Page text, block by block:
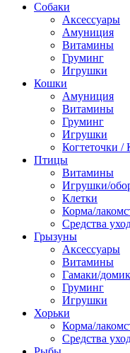
Собаки
Аксессуары
Амуниция
Витамины
Груминг
Игрушки
Кошки
Амуниция
Витамины
Груминг
Игрушки
Когтеточки /
Птицы
Витамины
Игрушки/
Клетки
Корма/
Средства
Грызуны
Аксессуары
Витамины
Гамаки/
Груминг
Игрушки
Хорьки
Корма/
Средства